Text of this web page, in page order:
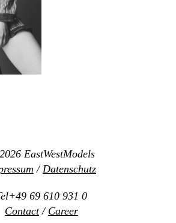
EastWestModels
/Datenschutz
69 610 931 0
Contact/ Career